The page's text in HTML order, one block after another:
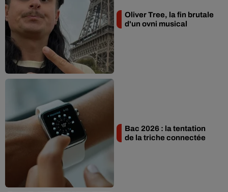
Oliver Tree, la fin brutale
d'un ovni musical
Bac 2026 : la tentation
de la triche connectée